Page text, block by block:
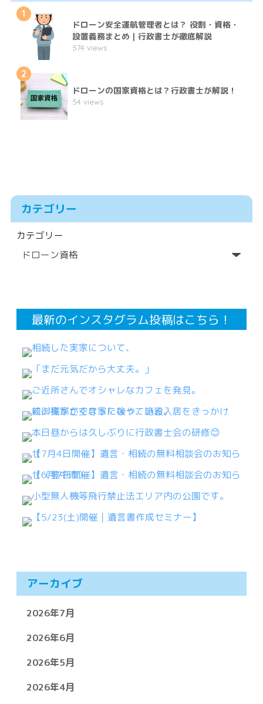
1
ドローン安全運航管理者とは？ 役割・資格・
設置義務まとめ｜行政書士が徹底解説
574 views
2
ドローンの国家資格とは？行政書士が解説！
54 views
カテゴリー
カテゴリー
最新のインスタグラム投稿はこちら！
アーカイブ
2026年7月
2026年6月
2026年5月
2026年4月